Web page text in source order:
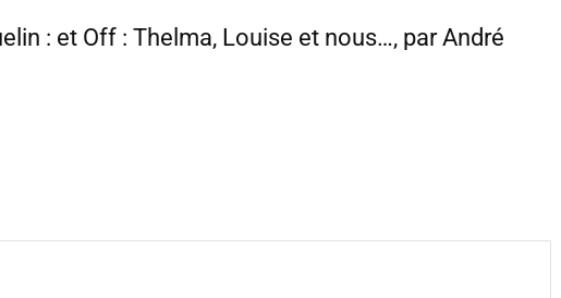
: et Off : Thelma, Louise et nous…, par André